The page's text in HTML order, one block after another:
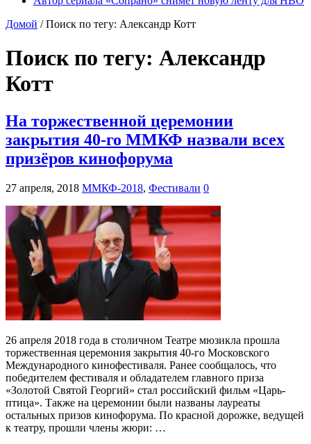
Домой / Поиск по тегу: Александр Котт
Поиск по тегу: Александр
Котт
На торжественной церемонии
закрытия 40-го ММКФ назвали всех
призёров кинофорума
27 апреля, 2018 ММКФ-2018, Фестивали 0
26 апреля 2018 года в столичном Театре мюзикла прошла
торжественная церемония закрытия 40-го Московского
Международного кинофестиваля. Ранее сообщалось, что
победителем фестиваля и обладателем главного приза
«Золотой Святой Георгий» стал российский фильм «Царь-
птица». Также на церемонии были названы лауреаты
остальных призов кинофорума. По красной дорожке, ведущей
к театру, прошли члены жюри: …